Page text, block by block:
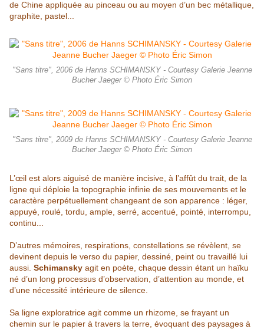
de Chine appliquée au pinceau ou au moyen d’un bec métallique,
graphite, pastel...
"Sans titre", 2006 de Hanns SCHIMANSKY - Courtesy Galerie Jeanne
Bucher Jaeger © Photo Éric Simon
"Sans titre", 2009 de Hanns SCHIMANSKY - Courtesy Galerie Jeanne
Bucher Jaeger © Photo Éric Simon
L’œil est alors aiguisé de manière incisive, à l’affût du trait, de la
ligne qui déploie la topographie infinie de ses mouvements et le
caractère perpétuellement changeant de son apparence : léger,
appuyé, roulé, tordu, ample, serré, accentué, pointé, interrompu,
continu...
D’autres mémoires, respirations, constellations se révèlent, se
devinent depuis le verso du papier, dessiné, peint ou travaillé lui
aussi. Schimansky agit en poète, chaque dessin étant un haïku
né d’un long processus d’observation, d’attention au monde, et
d’une nécessité intérieure de silence.
Sa ligne exploratrice agit comme un rhizome, se frayant un
chemin sur le papier à travers la terre, évoquant des paysages à